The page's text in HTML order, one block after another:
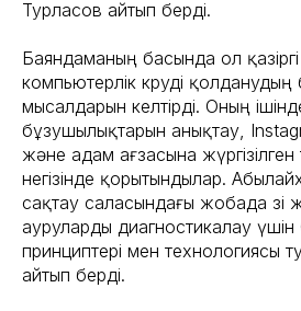
Турласов айтып берді.
Баяндаманың басында ол
компьютерлік көруді қолданудың
мысалдарын келтірді. Оның
бұзушылықтарын анықтау,
және адам ағзасына жүргізілген
негізінде қорытындылар.
сақтау саласындағы жобада өзі
ауруларды диагностикалау
принциптері мен технологиясы
айтып берді.